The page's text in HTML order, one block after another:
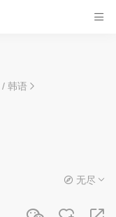
/ 韩语
无尽